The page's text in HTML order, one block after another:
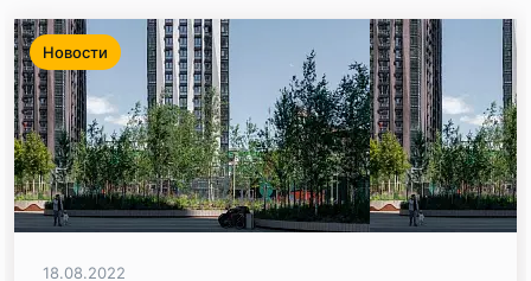
Новости
18.08.2022